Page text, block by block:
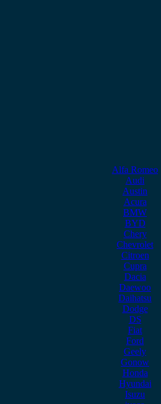
Alfa Romeo
Audi
Austin
Acura
BMW
BYD
Chery
Chevrolet
Citroen
Cupra
Dacia
Daewoo
Daihatsu
Dodge
DS
Fiat
Ford
Geely
Gonow
Honda
Hyundai
Isuzu